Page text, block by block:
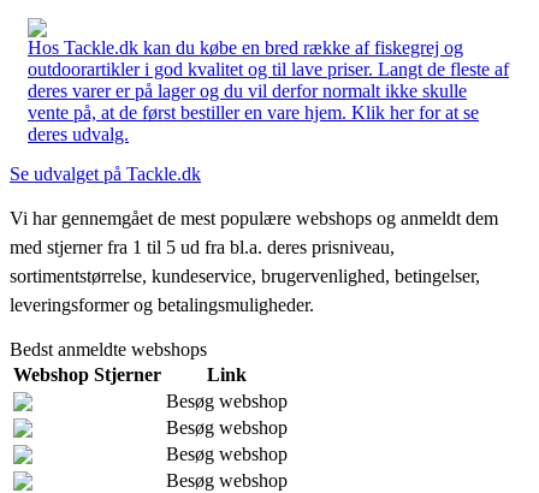
Hos Tackle.dk kan du købe en bred række af fiskegrej og
outdoorartikler i god kvalitet og til lave priser. Langt de fleste af
deres varer er på lager og du vil derfor normalt ikke skulle
vente på, at de først bestiller en vare hjem. Klik her for at se
deres udvalg.
Se udvalget på Tackle.dk
Vi har gennemgået de mest populære webshops og anmeldt dem
med stjerner fra 1 til 5 ud fra bl.a. deres prisniveau,
sortimentstørrelse, kundeservice, brugervenlighed, betingelser,
leveringsformer og betalingsmuligheder.
Bedst anmeldte webshops
Webshop Stjerner
Link
Besøg webshop
Besøg webshop
Besøg webshop
Besøg webshop